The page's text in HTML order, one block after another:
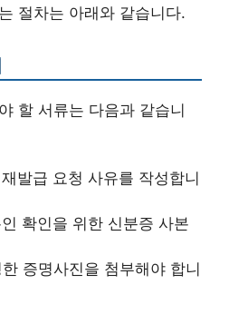
절차는 아래와 같습니다.
할 서류는 다음과 같습니
발급 요청 사유를 작성합니
확인을 위한 신분증 사본
증명사진을 첨부해야 합니